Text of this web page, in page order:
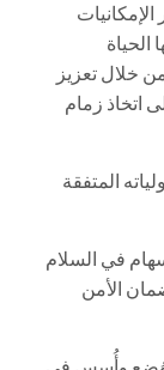
الحياة
خلال تعزيز
اتخاذ زمام
المتفقة
في السلام
الأمن